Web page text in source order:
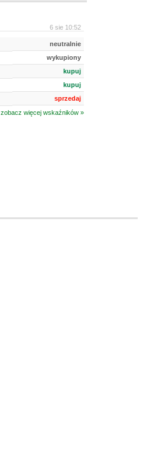
6 sie 10:52
neutralnie
wykupiony
kupuj
kupuj
sprzedaj
zobacz więcej wskaźników »